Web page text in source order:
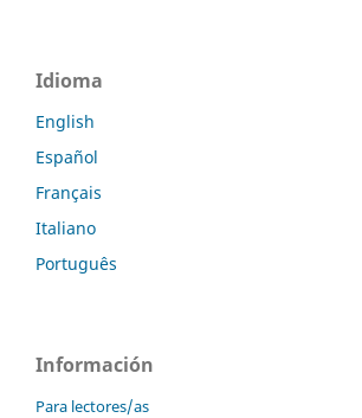
Idioma
English
Español
Français
Italiano
Português
Información
Para lectores/as